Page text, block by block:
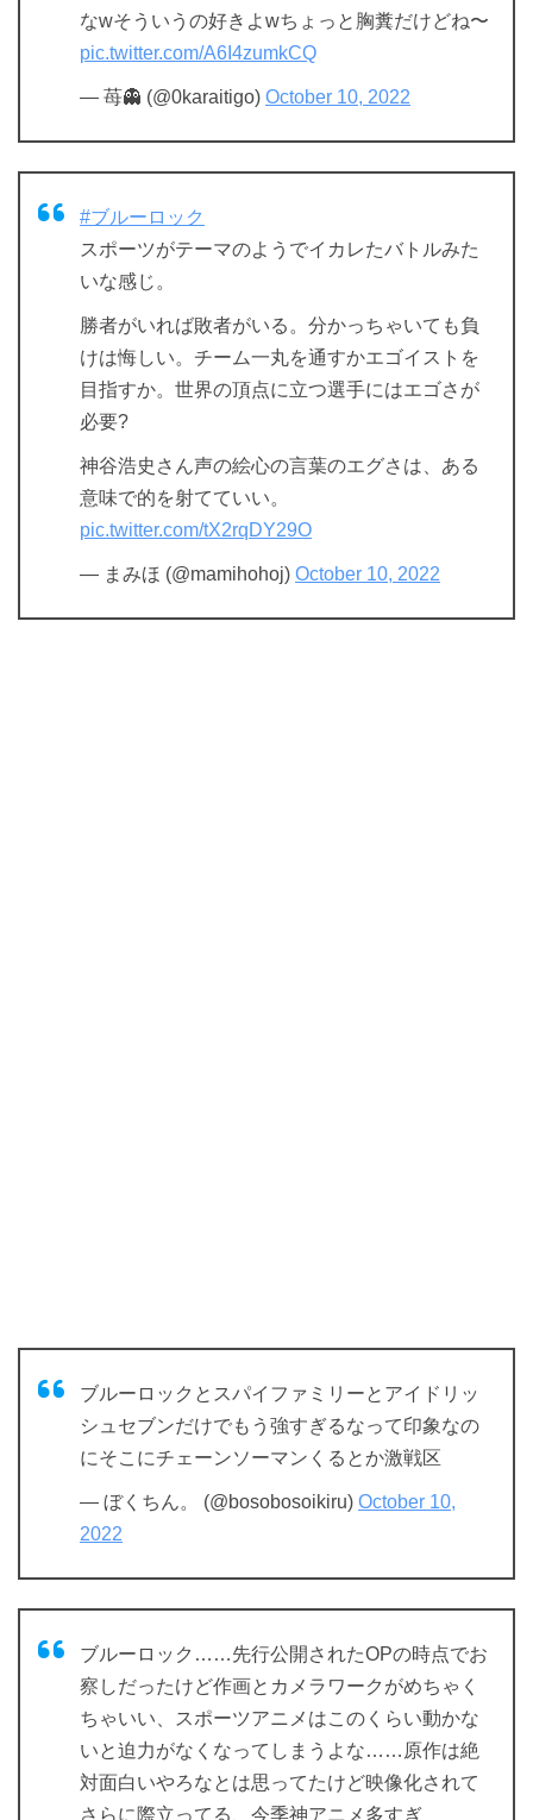
なwそういうの好きよwちょっと胸糞だけどね〜
pic.twitter.com/A6I4zumkCQ
— 苺👻 (@0karaitigo) October 10, 2022
#ブルーロック
スポーツがテーマのようでイカレたバトルみた
いな感じ。
勝者がいれば敗者がいる。分かっちゃいても負
けは悔しい。チーム一丸を通すかエゴイストを
目指すか。世界の頂点に立つ選手にはエゴさが
必要?
神谷浩史さん声の絵心の言葉のエグさは、ある
意味で的を射てていい。
pic.twitter.com/tX2rqDY29O
— まみほ (@mamihohoj) October 10, 2022
ブルーロックとスパイファミリーとアイドリッ
シュセブンだけでもう強すぎるなって印象なの
にそこにチェーンソーマンくるとか激戦区
— ぼくちん。 (@bosobosoikiru) October 10,
2022
ブルーロック……先行公開されたOPの時点でお
察しだったけど作画とカメラワークがめちゃく
ちゃいい、スポーツアニメはこのくらい動かな
いと迫力がなくなってしまうよな……原作は絶
対面白いやろなとは思ってたけど映像化されて
さらに際立ってる、今季神アニメ多すぎ